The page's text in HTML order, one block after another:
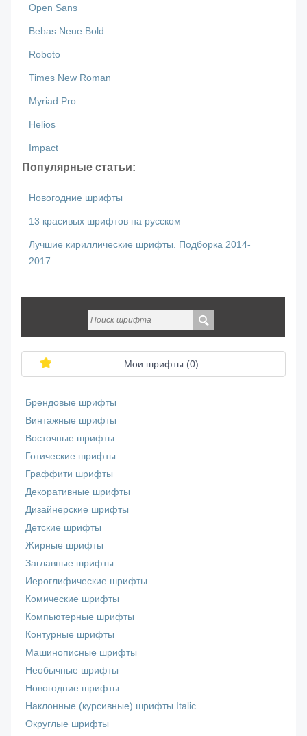
Open Sans
Bebas Neue Bold
Roboto
Times New Roman
Myriad Pro
Helios
Impact
Популярные статьи:
Новогодние шрифты
13 красивых шрифтов на русском
Лучшие кириллические шрифты. Подборка 2014-
2017
Мои шрифты (0)
Брендовые шрифты
Винтажные шрифты
Восточные шрифты
Готические шрифты
Граффити шрифты
Декоративные шрифты
Дизайнерские шрифты
Детские шрифты
Жирные шрифты
Заглавные шрифты
Иероглифические шрифты
Комические шрифты
Компьютерные шрифты
Контурные шрифты
Машинописные шрифты
Необычные шрифты
Новогодние шрифты
Наклонные (курсивные) шрифты Italic
Округлые шрифты